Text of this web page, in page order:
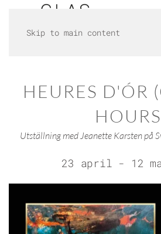
Skip to main content
HEURES D'ÓR
Utställning med Jeanette Karsten på
23 april - 12